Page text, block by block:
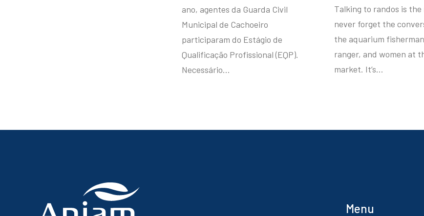
ano, agentes da Guarda Civil
Municipal de Cachoeiro
participaram do Estágio de
Qualificação Profissional (EQP).
Necessário…
Talking to randos is the
never forget the
the aquarium
ranger, and women at
market. It’s…
Menu